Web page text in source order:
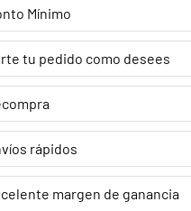
Mínimo
tu pedido como desees
rápidos
margen de ganancia